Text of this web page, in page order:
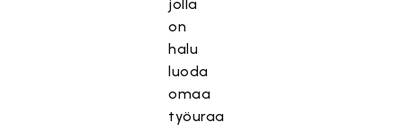
jolla
on
halu
luoda
omaa
työuraa